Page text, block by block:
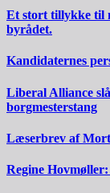
Et stort tillykke til
byrådet.
Kandidaternes
Liberal Alliance
borgmesterstang
Læserbrev af
Regine